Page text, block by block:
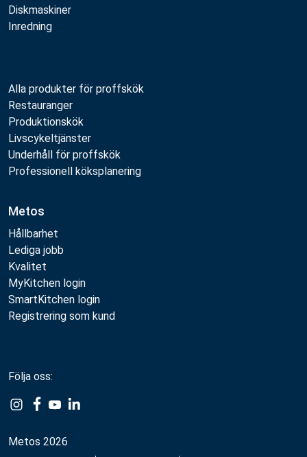
Diskmaskiner
Inredning
Alla produkter för proffskök
Restauranger
Produktionskök
Livscykeltjänster
Underhåll för proffskök
Professionell köksplanering
Metos
Hållbarhet
Lediga jobb
Kvalitet
MyKitchen login
SmartKitchen login
Registrering som kund
Metos 2026
Följa oss: